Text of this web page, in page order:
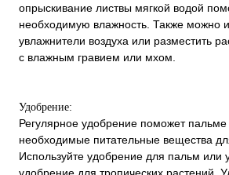
опрыскивание листвы мягкой водой
необходимую влажность. Также можно
увлажнители воздуха или разместить
с влажным гравием или мхом.
Удобрение:
Регулярное удобрение поможет пальме
необходимые питательные вещества
Используйте удобрение для пальм или
удобрение для тропических растений.